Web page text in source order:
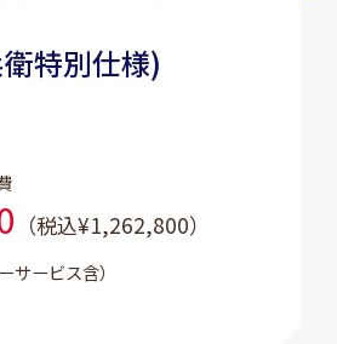
特別仕様)
（税込¥1,262,800）
サービス含）